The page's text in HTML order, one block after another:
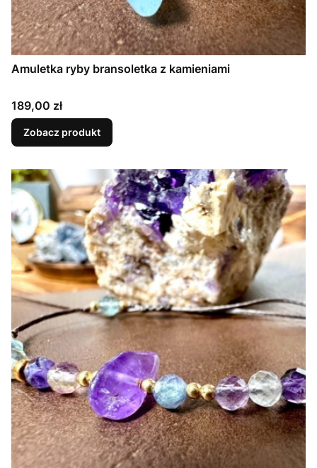
Amuletka ryby bransoletka z kamieniami
Cena
189,00 zł
Zobacz produkt